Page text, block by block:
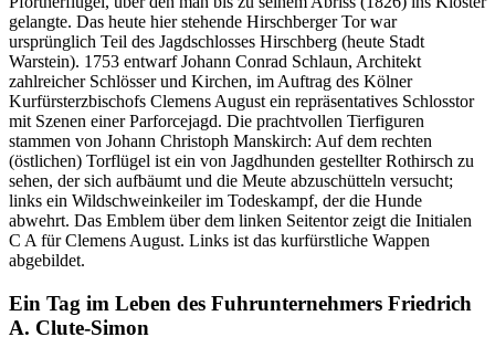
gelangte. Das heute hier stehende Hirschberger Tor war
ursprünglich Teil des Jagdschlosses Hirschberg (heute Stadt
Warstein). 1753 entwarf Johann Conrad Schlaun, Architekt
zahlreicher Schlösser und Kirchen, im Auftrag des Kölner
Kurfürsterzbischofs Clemens August ein repräsentatives Schlosstor
mit Szenen einer Parforcejagd. Die prachtvollen Tierfiguren
stammen von Johann Christoph Manskirch: Auf dem rechten
(östlichen) Torflügel ist ein von Jagdhunden gestellter Rothirsch zu
sehen, der sich aufbäumt und die Meute abzuschütteln versucht;
links ein Wildschweinkeiler im Todeskampf, der die Hunde
abwehrt. Das Emblem über dem linken Seitentor zeigt die Initialen
C A für Clemens August. Links ist das kurfürstliche Wappen
abgebildet.
Ein Tag im Leben des Fuhrunternehmers Friedrich
A. Clute-Simon